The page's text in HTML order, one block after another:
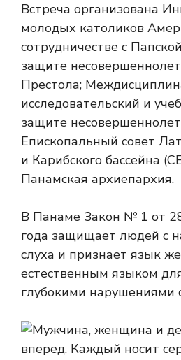
Встреча организована
молодых католиков
сотрудничестве с
защите
Престола;
исследовательский и
защите
Епископальный совет
и Карибского бассейна
Панамская архиепархия.
В Панаме Закон № 1 от
года защищает людей с
слуха и признает язык
естественным языком
глубокими нарушениями